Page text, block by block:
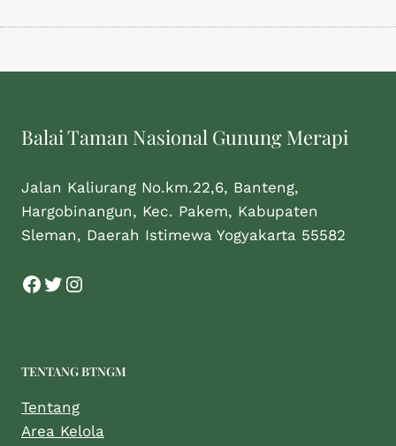
Balai Taman Nasional Gunung Merapi
Jalan Kaliurang No.km.22,6, Banteng,
Hargobinangun, Kec. Pakem, Kabupaten
Sleman, Daerah Istimewa Yogyakarta 55582
TENTANG BTNGM
Tentang
Area Kelola